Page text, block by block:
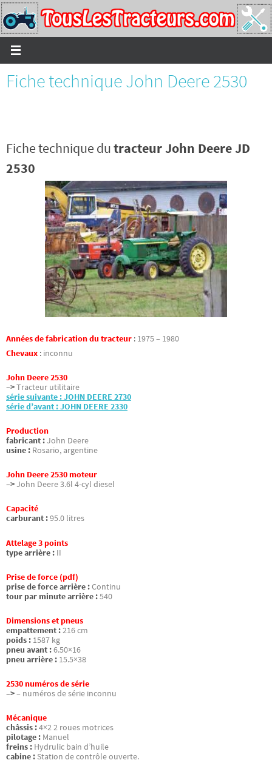
Passer
vers
le
contenu
Fiche technique John Deere 2530
Fiche technique dutracteur John Deere JD
2530
Années de fabrication du tracteur : 1975 – 1980
Chevaux : inconnu
John Deere 2530
–>Tracteur utilitaire
série suivante : JOHN DEERE 2730
série d’avant : JOHN DEERE 2330
Production
fabricant :John Deere
usine : Rosario, argentine
John Deere 2530 moteur
–>John Deere 3.6l 4-cyl diesel
Capacité
carburant :95.0 litres
Attelage 3 points
type arrière : II
Prise de force (pdf)
prise de force arrière :Continu
tour par minute arrière :540
Dimensions et pneus
empattement :216 cm
poids : 1587 kg
pneu avant :6.50×16
pneu arrière : 15.5×38
2530 numéros de série
–>– numéros de série inconnu
Mécanique
châssis :4×2 2 roues motrices
pilotage : Manuel
freins : Hydrulic bain d’huile
cabine : Station de contrôle ouverte.